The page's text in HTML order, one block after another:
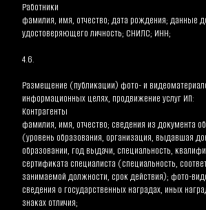
Работники
фамилия, имя, отчество; дата рождения; данные
удостоверяющего личность; СНИЛС; ИНН;
4.6.
Размещение (публикации) фото- и
информационных целях, продвижение услуг ИП:
Контрагенты
фамилия, имя, отчество; сведения из документа
(уровень образования, организация, выдавшая
образовании, год выдачи, специальность,
сертификата специалиста (специальность,
занимаемой должности, срок действия); фото-
сведения о государственных наградах, иных
знаках отличия;